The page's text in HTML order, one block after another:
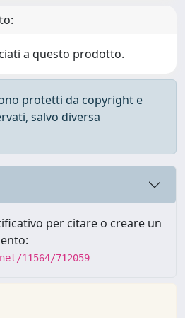
a questo prodotto.
protetti da copyright e
salvo diversa
per citare o creare un
11564/712059